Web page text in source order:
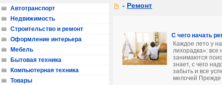
- Ремонт
С чего начать
Каждое лето у
лихорадка»:
занимаются
знает, с чего
забыть и все
мелочей Прежде
Автотранспорт
Недвижимость
Строительство и ремонт
Оформление интерьера
Мебель
Бытовая техника
Компьютерная техника
Товары